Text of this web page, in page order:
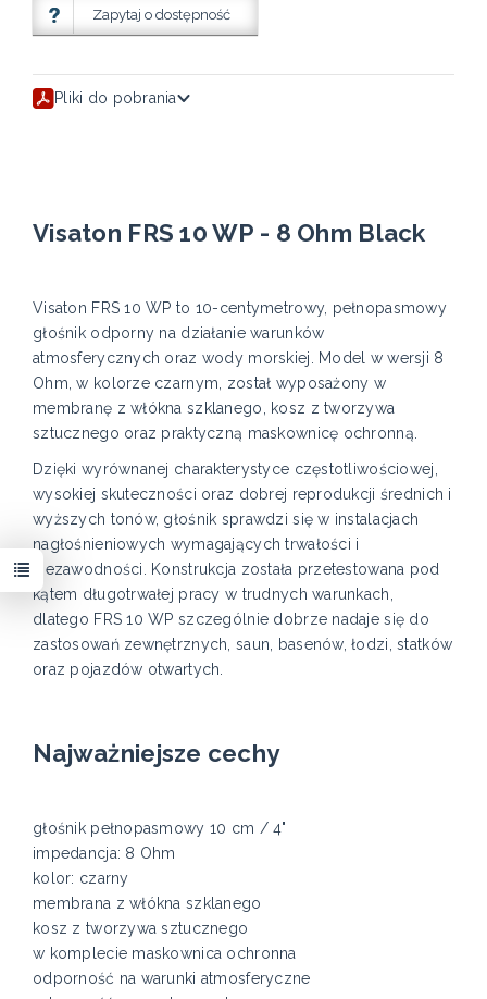
Zapytaj o dostępność
Pliki do pobrania
Visaton FRS 10 WP - 8 Ohm Black
Visaton FRS 10 WP to 10-centymetrowy, pełnopasmowy
głośnik odporny na działanie warunków
atmosferycznych oraz wody morskiej. Model w wersji 8
Ohm, w kolorze czarnym, został wyposażony w
membranę z włókna szklanego, kosz z tworzywa
sztucznego oraz praktyczną maskownicę ochronną.
Dzięki wyrównanej charakterystyce częstotliwościowej,
wysokiej skuteczności oraz dobrej reprodukcji średnich i
wyższych tonów, głośnik sprawdzi się w instalacjach
nagłośnieniowych wymagających trwałości i
niezawodności. Konstrukcja została przetestowana pod
kątem długotrwałej pracy w trudnych warunkach,
dlatego FRS 10 WP szczególnie dobrze nadaje się do
zastosowań zewnętrznych, saun, basenów, łodzi, statków
oraz pojazdów otwartych.
Najważniejsze cechy
głośnik pełnopasmowy 10 cm / 4"
impedancja: 8 Ohm
kolor: czarny
membrana z włókna szklanego
kosz z tworzywa sztucznego
w komplecie maskownica ochronna
odporność na warunki atmosferyczne